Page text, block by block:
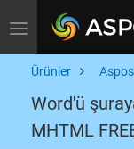
Toggle navigation
Ürünler
Word'ü
MHTML